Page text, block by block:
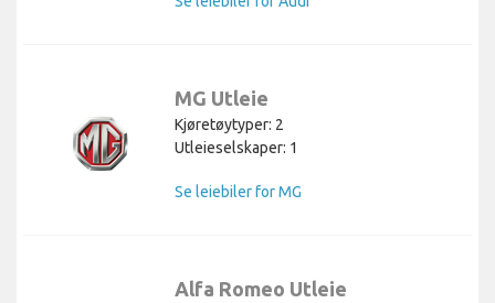
MG Utleie
Kjøretøytyper: 2
Utleieselskaper: 1
Se leiebiler for MG
Alfa Romeo Utleie